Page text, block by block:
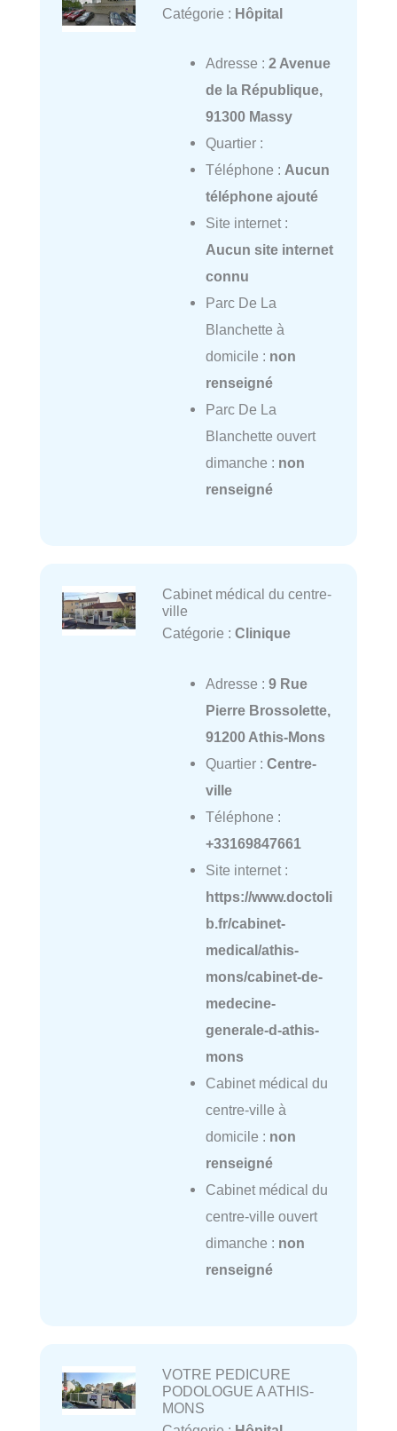
Catégorie : Hôpital
Adresse : 2 Avenue
de la République,
91300 Massy
Quartier :
Téléphone : Aucun
téléphone ajouté
Site internet :
Aucun site internet
connu
Parc De La
Blanchette à
domicile : non
renseigné
Parc De La
Blanchette ouvert
dimanche : non
renseigné
Cabinet médical du centre-
ville
Catégorie : Clinique
Adresse : 9 Rue
Pierre Brossolette,
91200 Athis-Mons
Quartier : Centre-
ville
Téléphone :
+33169847661
Site internet :
https://www.doctoli
b.fr/cabinet-
medical/athis-
mons/cabinet-de-
medecine-
generale-d-athis-
mons
Cabinet médical du
centre-ville à
domicile : non
renseigné
Cabinet médical du
centre-ville ouvert
dimanche : non
renseigné
VOTRE PEDICURE
PODOLOGUE A ATHIS-
MONS